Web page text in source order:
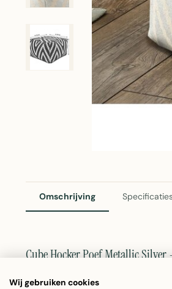
Omschrijving
Cube Hocker Poef Metallic
Deze Cube hocker poef is een
Wij gebruiken cookies